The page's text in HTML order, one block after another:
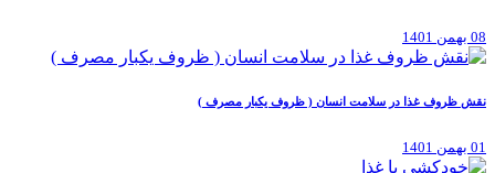
08 بهمن 1401
نقش ظروف غذا در سلامت انسان ( ظروف یکبار مصرف )
01 بهمن 1401